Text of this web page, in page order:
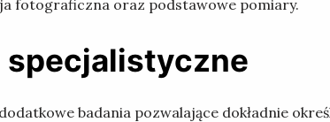
fotograficzna oraz podstawowe pomiary.
specjalistyczne
badania pozwalające dokładnie